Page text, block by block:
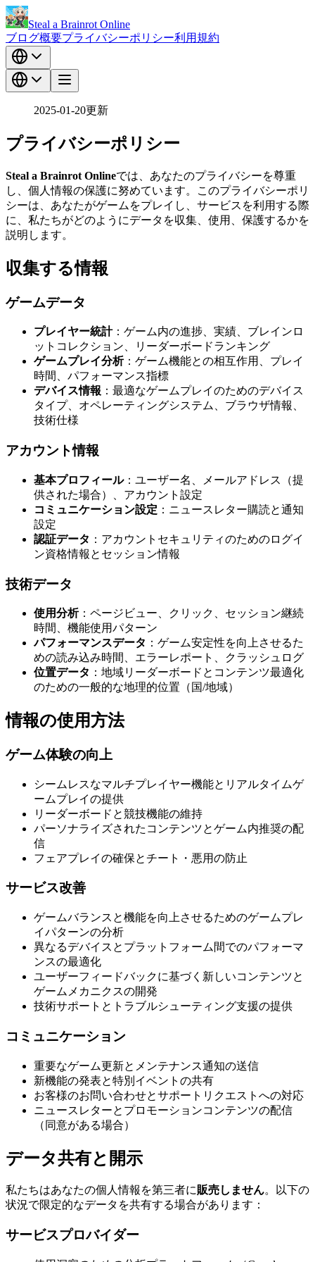
Steal a Brainrot Online
ブログ概要プライバシーポリシー利用規約
2025-01-20更新
プライバシーポリシー
Steal a Brainrot Onlineでは、あなたのプライバシーを尊重
し、個人情報の保護に努めています。このプライバシーポリ
シーは、あなたがゲームをプレイし、サービスを利用する際
に、私たちがどのようにデータを収集、使用、保護するかを
説明します。
収集する情報
ゲームデータ
プレイヤー統計：ゲーム内の進捗、実績、ブレインロ
ットコレクション、リーダーボードランキング
ゲームプレイ分析：ゲーム機能との相互作用、プレイ
時間、パフォーマンス指標
デバイス情報 ：最適なゲームプレイのためのデバイス
タイプ、オペレーティングシステム、ブラウザ情報、
技術仕様
アカウント情報
基本プロフィール：ユーザー名、メールアドレス（提
供された場合）、アカウント設定
コミュニケーション設定 ：ニュースレター購読と通知
設定
認証データ ：アカウントセキュリティのためのログイ
ン資格情報とセッション情報
技術データ
使用分析：ページビュー、クリック、セッション継続
時間、機能使用パターン
パフォーマンスデータ ：ゲーム安定性を向上させるた
めの読み込み時間、エラーレポート、クラッシュログ
位置データ ：地域リーダーボードとコンテンツ最適化
のための一般的な地理的位置（国/地域）
情報の使用方法
ゲーム体験の向上
シームレスなマルチプレイヤー機能とリアルタイムゲ
ームプレイの提供
リーダーボードと競技機能の維持
パーソナライズされたコンテンツとゲーム内推奨の配
信
フェアプレイの確保とチート・悪用の防止
サービス改善
ゲームバランスと機能を向上させるためのゲームプレ
イパターンの分析
異なるデバイスとプラットフォーム間でのパフォーマ
ンスの最適化
ユーザーフィードバックに基づく新しいコンテンツと
ゲームメカニクスの開発
技術サポートとトラブルシューティング支援の提供
コミュニケーション
重要なゲーム更新とメンテナンス通知の送信
新機能の発表と特別イベントの共有
お客様のお問い合わせとサポートリクエストへの対応
ニュースレターとプロモーションコンテンツの配信
（同意がある場合）
データ共有と開示
私たちはあなたの個人情報を第三者に販売しません。以下の
状況で限定的なデータを共有する場合があります：
サービスプロバイダー